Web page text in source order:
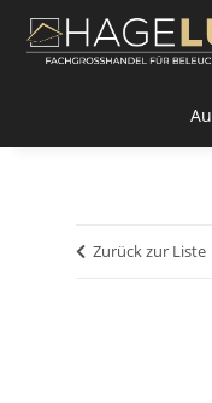
Zurück zur Liste